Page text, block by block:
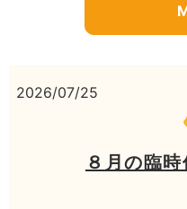
2026/07/25
８月の臨